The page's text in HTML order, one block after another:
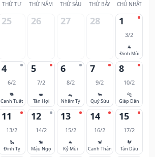
THỨ TƯ THỨ NĂM THỨ SÁU THỨ BẢY CHỦ NHẬT
25 26 27 28 1
3/2
🐐
Đinh Mùi
4
6/2
🐕
Canh Tuất
5
7/2
🐖
Tân Hợi
6
8/2
🐀
Nhâm Tý
7
9/2
🐂
Quý Sửu
8
10/2
🐅
Giáp Dần
11
13/2
🐍
Đinh Tỵ
12
14/2
🐎
Mậu Ngọ
13
15/2
🐐
Kỷ Mùi
14
16/2
🐒
Canh Thân
15
17/2
🐓
Tân Dậu